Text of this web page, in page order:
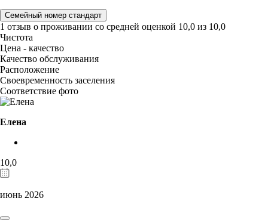
Семейный номер стандарт
1 отзыв о проживании со средней оценкой 10,0 из 10,0
Чистота
Цена - качество
Качество обслуживания
Расположение
Своевременность заселения
Соответствие фото
Елена
10,0
июнь 2026